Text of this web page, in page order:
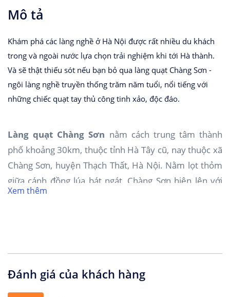
Mô tả
Khám phá các làng nghề ở Hà Nội được rất nhiều du khách
trong và ngoài nước lựa chọn trải nghiệm khi tới Hà thành.
Và sẽ thật thiếu sót nếu bạn bỏ qua làng quạt Chàng Sơn -
ngôi làng nghề truyền thống trăm năm tuổi, nổi tiếng với
những chiếc quạt tay thủ công tinh xảo, độc đáo.
Làng quạt Chàng Sơn nằm cách trung tâm thành
phố khoảng 30km, thuộc tỉnh Hà Tây cũ, nay thuộc xã
Chàng Sơn, huyện Thạch Thất, Hà Nội. Nằm lọt thỏm
giữa cánh đồng lúa bát ngát, Chàng Sơn hiện lên với
những hình ảnh vô cùng thân thuộc của làng quê Việt
quạt Chàng Sơn đã vang danh khắp mọi miền đất
nước và từng được người Pháp đem sang Thủ đô Paris
Xem thêm
Đánh giá của khách hàng